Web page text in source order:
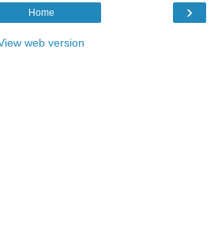
›
Home
web version